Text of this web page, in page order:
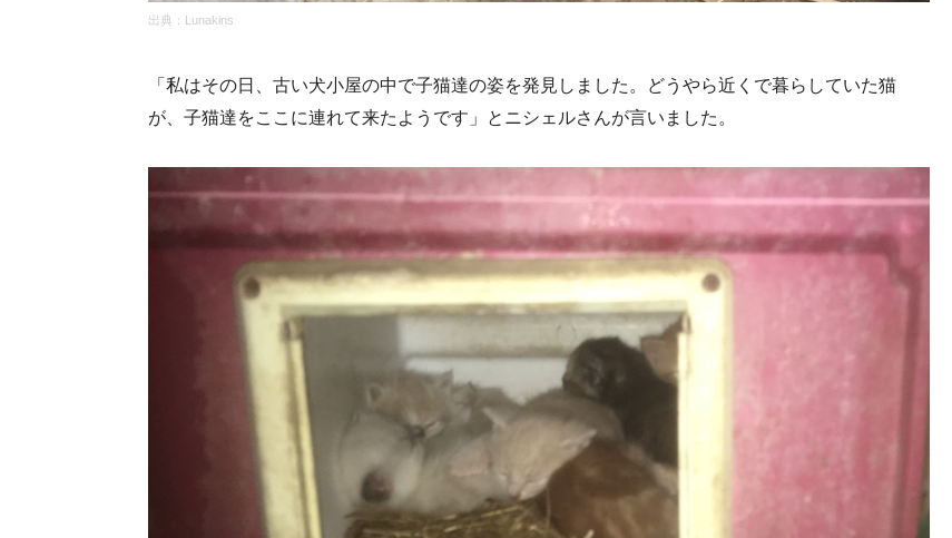
出典： Lunakins
「私はその日、古い犬小屋の中で子猫達の姿を発見しました。どうやら近くで暮らしていた猫
が、子猫達をここに連れて来たようです」とニシェルさんが言いました。